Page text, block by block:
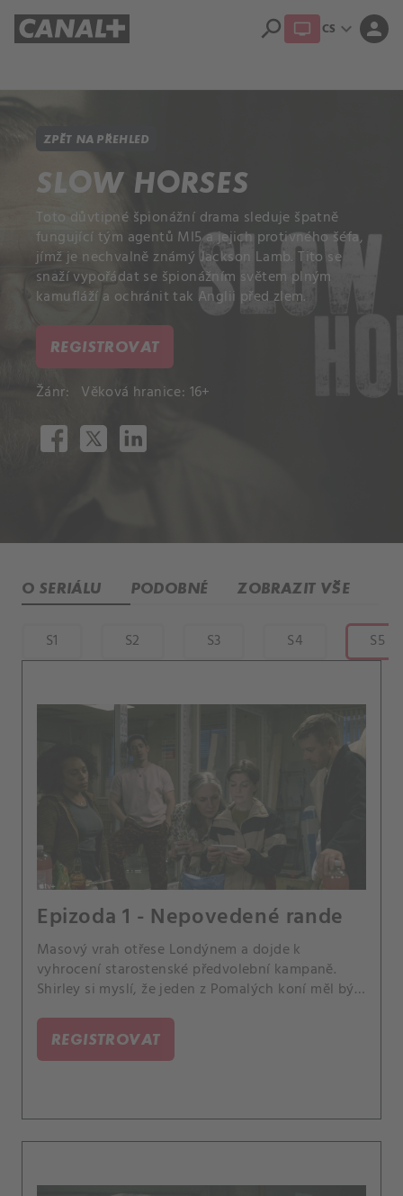
search CS expand_more person
ZPĚT NA PŘEHLED
SLOW HORSES
Toto důvtipné špionážní drama sleduje špatně
fungující tým agentů MI5 a jejich protivného šéfa,
jímž je nechvalně známý Jackson Lamb. Tito se
snaží vypořádat se špionážním světem plným
kamufláží a ochránit tak Anglii před zlem.
REGISTROVAT
Žánr: Věková hranice: 16+
O SERIÁLU PODOBNÉ ZOBRAZIT VŠE
S1 S2 S3 S4 S5
Epizoda 1 - Nepovedené rande
Masový vrah otřese Londýnem a dojde k
vyhrocení starostenské předvolební kampaně.
Shirley si myslí, že jeden z Pomalých koní měl být
REGISTROVAT